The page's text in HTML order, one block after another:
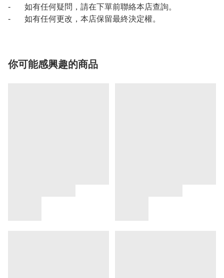
- 如有任何疑問，請在下單前聯絡本店查詢。
- 如有任何更改，本店保留最終決定權。
你可能感興趣的商品